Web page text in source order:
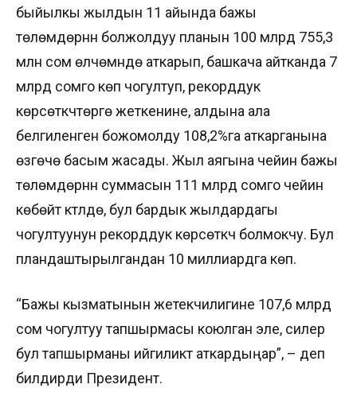
быйылкы жылдын 11 айында бажы
төлөмдөрүнүн болжолдуу планын 100 млрд 755,3
млн сом өлчөмүндө аткарып, башкача айтканда 7
млрд сомго көп чогултуп, рекорддук
көрсөткүчтөргө жеткенине, алдына ала
белгиленген божомолду 108,2%га аткарганына
өзгөчө басым жасады. Жыл аягына чейин бажы
төлөмдөрүнүн суммасын 111 млрд сомго чейин
көбөйтүү күтүлүүдө, бул бардык жылдардагы
чогултуунун рекорддук көрсөткүчү болмокчу. Бул
пландаштырылгандан 10 миллиардга көп.
“Бажы кызматынын жетекчилигине 107,6 млрд
сом чогултуу тапшырмасы коюлган эле, силер
бул тапшырманы ийгиликтүү аткардыңар”, – деп
билдирди Президент.